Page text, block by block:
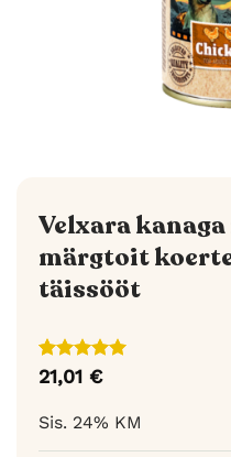
Velxara
märgtoit
täissööt
Hinnatud
/5
1
kliendi
põhjal
21,01 €
Sis. 24% KM